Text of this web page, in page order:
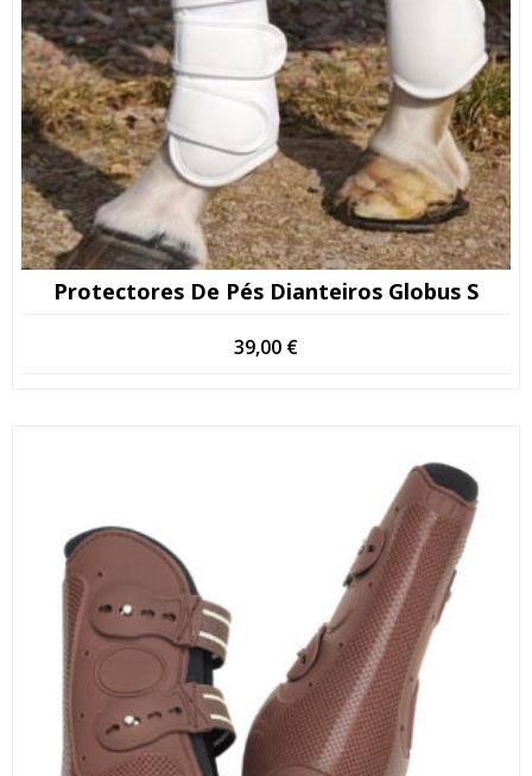
Protectores De Pés Dianteiros Globus S
39,00 €